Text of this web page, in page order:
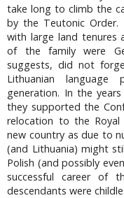
take long to climb the
by the Teutonic Order.
with large land tenures
of the family were
suggests, did not
Lithuanian
generation. In the
they supported the
relocation to the Royal
new country as due to
(and Lithuania) might
Polish (and possibly
successful career of
descendants were